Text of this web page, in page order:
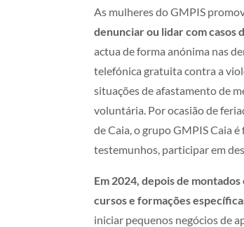
As mulheres do GMPIS
denunciar ou lidar com casos
actua de forma anónima nas
telefónica gratuita contra a
situações de afastamento de
voluntária. Por ocasião de
de Caia, o grupo GMPIS Caia
testemunhos, participar em
Em 2024, depois de
cursos e formações
iniciar pequenos negócios de